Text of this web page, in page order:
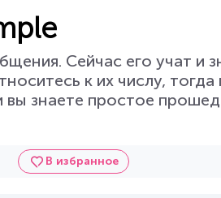
Сейчас его учат и
к их числу,
знаете простое
В избранное